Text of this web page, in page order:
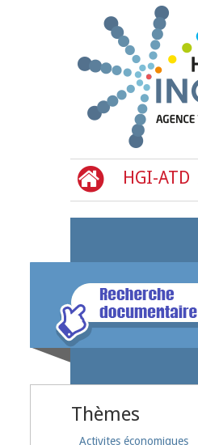
HGI-ATD
Thèmes
Activites économiques